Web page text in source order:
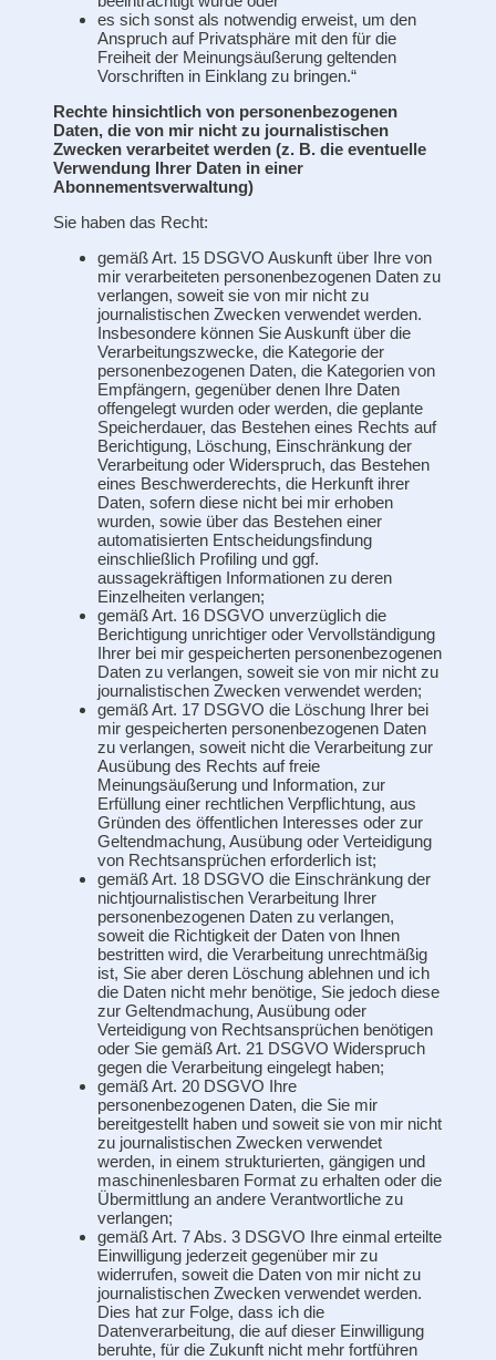
es sich sonst als notwendig erweist, um den
Anspruch auf Privatsphäre mit den für die
Freiheit der Meinungsäußerung geltenden
Vorschriften in Einklang zu bringen.“
Rechte hinsichtlich von personenbezogenen
Daten, die von mir nicht zu journalistischen
Zwecken verarbeitet werden (z. B. die eventuelle
Verwendung Ihrer Daten in einer
Abonnementsverwaltung)
Sie haben das Recht:
gemäß Art. 15 DSGVO Auskunft über Ihre von
mir verarbeiteten personenbezogenen Daten zu
verlangen, soweit sie von mir nicht zu
journalistischen Zwecken verwendet werden.
Insbesondere können Sie Auskunft über die
Verarbeitungszwecke, die Kategorie der
personenbezogenen Daten, die Kategorien von
Empfängern, gegenüber denen Ihre Daten
offengelegt wurden oder werden, die geplante
Speicherdauer, das Bestehen eines Rechts auf
Berichtigung, Löschung, Einschränkung der
Verarbeitung oder Widerspruch, das Bestehen
eines Beschwerderechts, die Herkunft ihrer
Daten, sofern diese nicht bei mir erhoben
wurden, sowie über das Bestehen einer
automatisierten Entscheidungsfindung
einschließlich Profiling und ggf.
aussagekräftigen Informationen zu deren
Einzelheiten verlangen;
gemäß Art. 16 DSGVO unverzüglich die
Berichtigung unrichtiger oder Vervollständigung
Ihrer bei mir gespeicherten personenbezogenen
Daten zu verlangen, soweit sie von mir nicht zu
journalistischen Zwecken verwendet werden;
gemäß Art. 17 DSGVO die Löschung Ihrer bei
mir gespeicherten personenbezogenen Daten
zu verlangen, soweit nicht die Verarbeitung zur
Ausübung des Rechts auf freie
Meinungsäußerung und Information, zur
Erfüllung einer rechtlichen Verpflichtung, aus
Gründen des öffentlichen Interesses oder zur
Geltendmachung, Ausübung oder Verteidigung
von Rechtsansprüchen erforderlich ist;
gemäß Art. 18 DSGVO die Einschränkung der
nichtjournalistischen Verarbeitung Ihrer
personenbezogenen Daten zu verlangen,
soweit die Richtigkeit der Daten von Ihnen
bestritten wird, die Verarbeitung unrechtmäßig
ist, Sie aber deren Löschung ablehnen und ich
die Daten nicht mehr benötige, Sie jedoch diese
zur Geltendmachung, Ausübung oder
Verteidigung von Rechtsansprüchen benötigen
oder Sie gemäß Art. 21 DSGVO Widerspruch
gegen die Verarbeitung eingelegt haben;
gemäß Art. 20 DSGVO Ihre
personenbezogenen Daten, die Sie mir
bereitgestellt haben und soweit sie von mir nicht
zu journalistischen Zwecken verwendet
werden, in einem strukturierten, gängigen und
maschinenlesbaren Format zu erhalten oder die
Übermittlung an andere Verantwortliche zu
verlangen;
gemäß Art. 7 Abs. 3 DSGVO Ihre einmal erteilte
Einwilligung jederzeit gegenüber mir zu
widerrufen, soweit die Daten von mir nicht zu
journalistischen Zwecken verwendet werden.
Dies hat zur Folge, dass ich die
Datenverarbeitung, die auf dieser Einwilligung
beruhte, für die Zukunft nicht mehr fortführen